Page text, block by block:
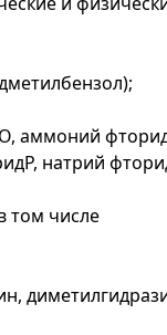
аммоний
натрий
том числе